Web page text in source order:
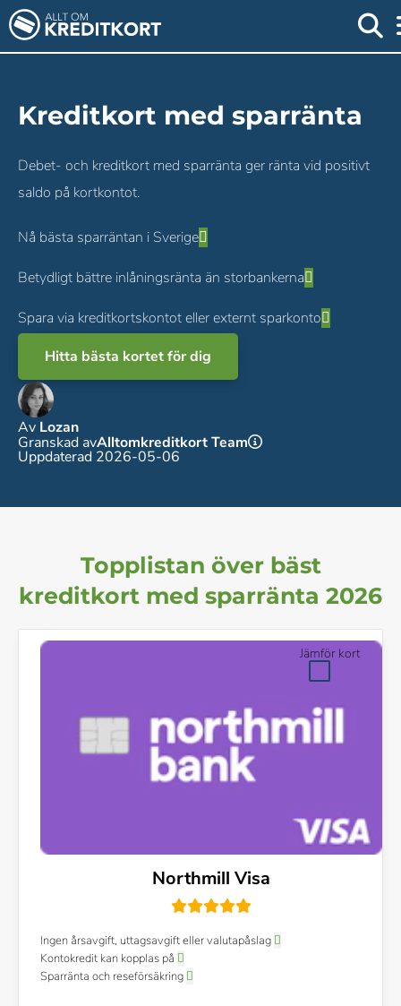
Kreditkort med sparränta
Debet- och kreditkort med sparränta ger ränta vid positivt
saldo på kortkontot.
Nå bästa sparräntan i Sverige
Betydligt bättre inlåningsränta än storbankerna
Spara via kreditkortskontot eller externt sparkonto
Hitta bästa kortet för dig
Av Lozan
Granskad avAlltomkreditkort Team
Uppdaterad 2026-05-06
Topplistan över bäst
kreditkort med sparränta 2026
Northmill Visa
Ingen årsavgift, uttagsavgift eller valutapåslag
Kontokredit kan kopplas på
Sparränta och reseförsäkring
Jämför kort